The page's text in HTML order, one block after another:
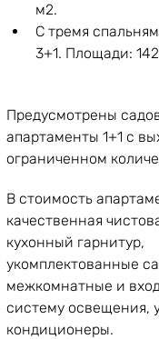
м2.
С тремя
3+1. Площади:
Предусмотрены
апартаменты 1+1 с
ограниченном
В стоимость
качественная
кухонный гарнитур,
укомплектованные
межкомнатные и
систему освещения,
кондиционеры.